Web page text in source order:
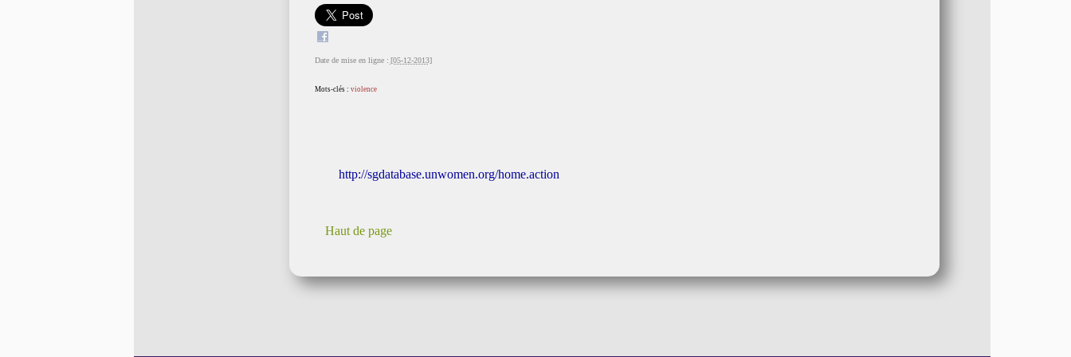
Date de mise en ligne : [05-12-2013]
Mots-clés : violence
http://sgdatabase.unwomen.org/home.action
Haut de page